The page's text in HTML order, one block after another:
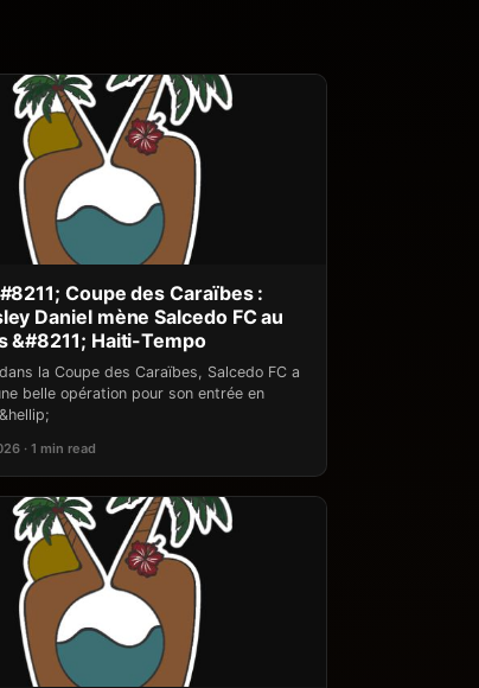
Coupe des Caraïbes :
Daniel mène Salcedo FC au
&#8211; Haiti-Tempo
la Coupe des Caraïbes, Salcedo FC a
belle opération pour son entrée en
· 1 min read